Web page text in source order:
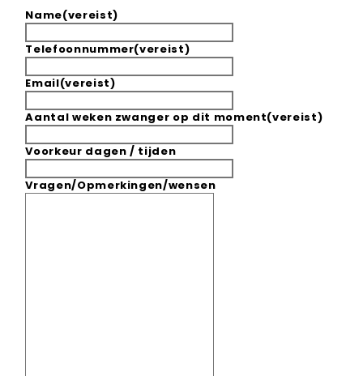
Name(vereist)
Telefoonnummer(vereist)
Email(vereist)
Aantal weken zwanger op dit moment(vereist)
Voorkeur dagen / tijden
Vragen/Opmerkingen/wensen